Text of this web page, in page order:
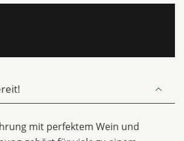
mit perfektem Wein und